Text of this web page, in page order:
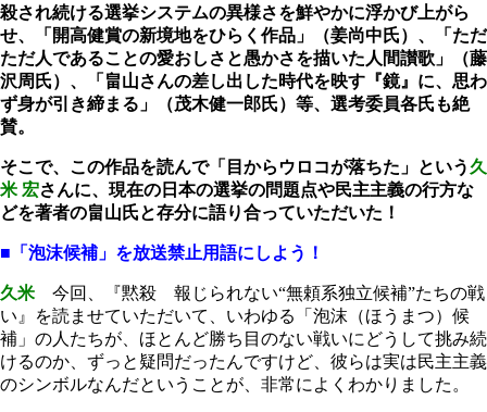
殺され続ける選挙システムの異様さを鮮やかに浮かび上がら
せ、「開高健賞の新境地をひらく作品」（姜尚中氏）、「ただ
ただ人であることの愛おしさと愚かさを描いた人間讃歌」（藤
沢周氏）、「畠山さんの差し出した時代を映す『鏡』に、思わ
ず身が引き締まる」（茂木健一郎氏）等、選考委員各氏も絶
賛。
そこで、この作品を読んで「目からウロコが落ちた」という久
米 宏さんに、現在の日本の選挙の問題点や民主主義の行方な
どを著者の畠山氏と存分に語り合っていただいた！
■「泡沫候補」を放送禁止用語にしよう！
久米 今回、『黙殺 報じられない“無頼系独立候補”たちの戦
い』を読ませていただいて、いわゆる「泡沫（ほうまつ）候
補」の人たちが、ほとんど勝ち目のない戦いにどうして挑み続
けるのか、ずっと疑問だったんですけど、彼らは実は民主主義
のシンボルなんだということが、非常によくわかりました。